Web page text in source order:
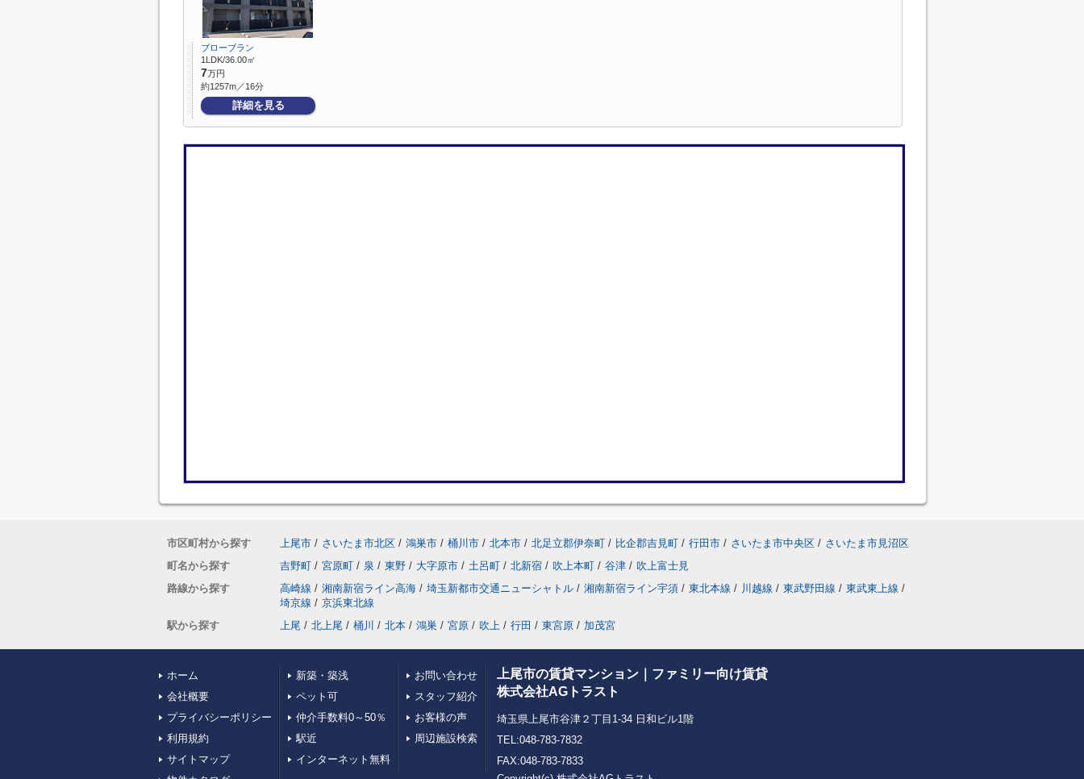
ブローブラン
1LDK/36.00㎡
7万円
約1257m／16分
詳細を見る
市区町村から探す 上尾市 / さいたま市北区 / 鴻巣市 / 桶川市 / 北本市 / 北足立郡伊奈町 / 比企郡吉見町 / 行田市 / さいたま市中央区 / さいたま市見沼区
町名から探す
吉野町 / 宮原町 / 泉 / 東野 / 大字原市 / 土呂町 / 北新宿 / 吹上本町 / 谷津 / 吹上富士見
路線から探す
高崎線 / 湘南新宿ライン高海 / 埼玉新都市交通ニューシャトル / 湘南新宿ライン宇須 / 東北本線 / 川越線 / 東武野田線 / 東武東上線 /
埼京線 / 京浜東北線
駅から探す
上尾 / 北上尾 / 桶川 / 北本 / 鴻巣 / 宮原 / 吹上 / 行田 / 東宮原 / 加茂宮
ホーム
会社概要
プライバシーポリシー
利用規約
サイトマップ
新築・築浅
ペット可
仲介手数料0～50％
駅近
インターネット無料
お問い合わせ
スタッフ紹介
お客様の声
周辺施設検索
上尾市の賃貸マンション｜ファミリー向け賃貸
株式会社AGトラスト
埼玉県上尾市谷津２丁目1-34 日和ビル1階
TEL:048-783-7832
FAX:048-783-7833